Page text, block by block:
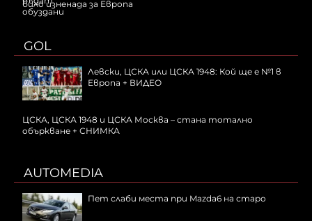
било изненада за Европа
GOL
Левски, ЦСКА или ЦСКА 1948: Кой ще е №1 в
Европа + ВИДЕО
ЦСКА, ЦСКА 1948 и ЦСКА Москва – стана тотално
объркване + СНИМКА
AUTOMEDIA
Пет слаби места при Mazda6 на старо